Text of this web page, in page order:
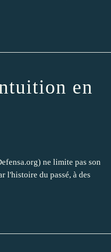
en
ne limite pas son
l'histoire du passé, à des